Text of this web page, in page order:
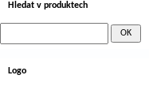
Hledat v produktech
Logo